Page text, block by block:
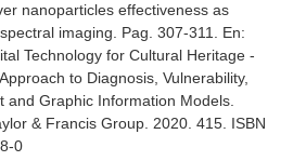
nanoparticles effectiveness as
imaging. Pag. 307-311. En:
Technology for Cultural Heritage -
to Diagnosis, Vulnerability,
and Graphic Information Models.
& Francis Group. 2020. 415. ISBN
0